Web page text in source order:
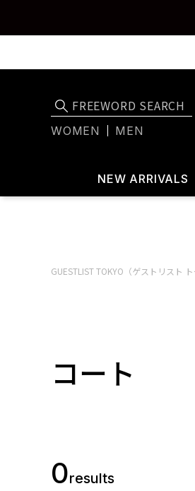
WOMEN MEN
NEW ARRIVALS
GUESTLIST TOKYO（ゲストリスト
コート
0results